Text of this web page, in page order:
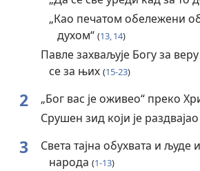
„Као печатом обележени
духом“ (13, 14)
Павле захваљује Богу за
се за њих (15-23)
2 „Бог вас је оживео“ преко
Срушен зид који је
3
Света тајна обухвата и људе
народа (1-13)